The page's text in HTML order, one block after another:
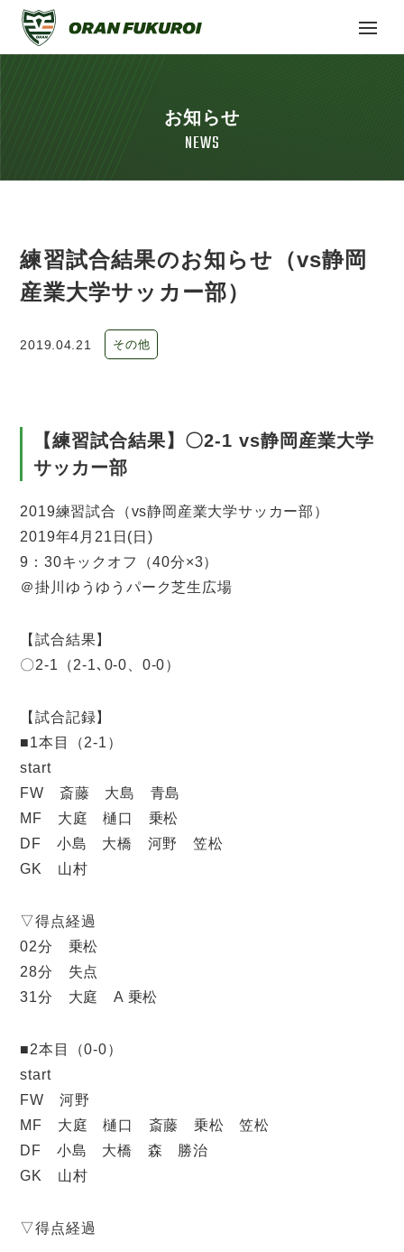
お知らせ
NEWS
練習試合結果のお知らせ（vs静岡
産業大学サッカー部）
2019.04.21 その他
【練習試合結果】〇2-1 vs静岡産業大学
サッカー部
2019練習試合（vs静岡産業大学サッカー部）
2019年4月21日(日)
9：30キックオフ（40分×3）
＠掛川ゆうゆうパーク芝生広場
【試合結果】
〇2-1（2-1､0-0、0-0）
【試合記録】
■1本目（2-1）
start
FW 斎藤 大島 青島
MF 大庭 樋口 乗松
DF 小島 大橋 河野 笠松
GK 山村
▽得点経過
02分 乗松
28分 失点
31分 大庭 A 乗松
■2本目（0-0）
start
FW 河野
MF 大庭 樋口 斎藤 乗松 笠松
DF 小島 大橋 森 勝治
GK 山村
▽得点経過